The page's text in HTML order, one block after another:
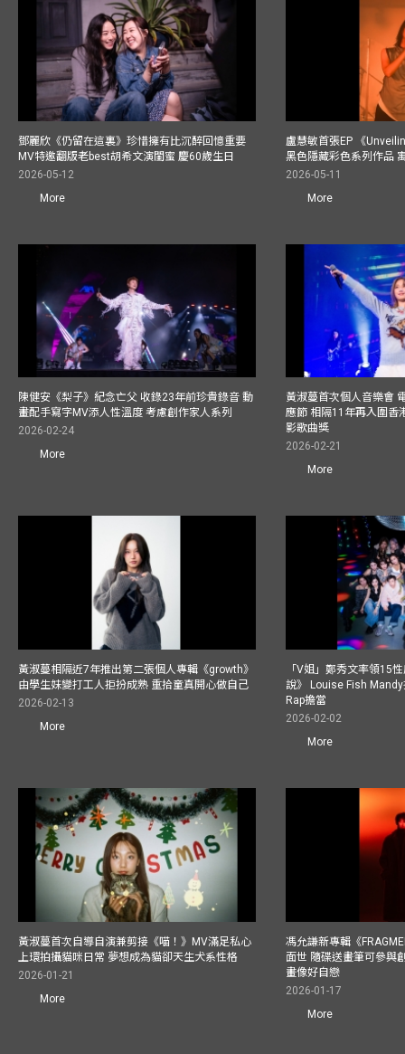
鄧麗欣《仍留在這裏》珍惜擁有比沉醉回憶重要
MV特邀翻版老best胡希文演閨蜜 慶60歲生日
2026-05-12
More
盧慧敏首張EP 《
黑色隱藏彩色系列作品
2026-05-11
More
陳健安《梨子》紀念亡父 收錄23年前珍貴錄音 動
畫配手寫字MV添人性溫度 考慮創作家人系列
2026-02-24
More
黃淑蔓首次個人音樂會
應節 相隔11年再入圍香
影歌曲獎
2026-02-21
More
黃淑蔓相隔近7年推出第二張個人專輯《growth》
由學生妹變打工人拒扮成熟 重拾童真開心做自己
2026-02-13
More
「V姐」鄭秀文率領15
說》 Louise Fish
Rap擔當
2026-02-02
More
黃淑蔓首次自導自演兼剪接《喵！》MV滿足私心
上環拍攝貓咪日常 夢想成為貓卻天生犬系性格
2026-01-21
More
馮允謙新專輯《
面世 隨碟送畫筆可參與
畫像好自戀
2026-01-17
More